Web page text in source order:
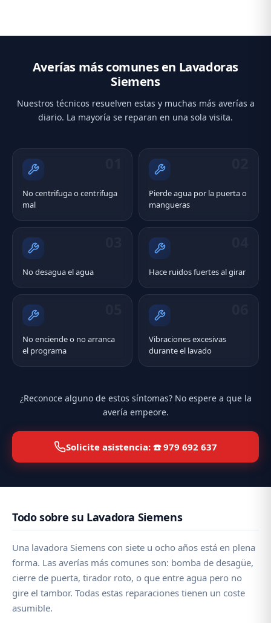
Averías más comunes en Lavadoras
Siemens
Nuestros técnicos resuelven estas y muchas más averías a
diario. La mayoría se reparan en una sola visita.
No centrifuga o centrifuga
mal
Pierde agua por la puerta o
mangueras
No desagua el agua Hace ruidos fuertes al girar
No enciende o no arranca
el programa
Vibraciones excesivas
durante el lavado
¿Reconoce alguno de estos síntomas? No espere a que la
avería empeore.
Solicite asistencia: ☎️ 979 692 637
Todo sobre su Lavadora Siemens
Una lavadora Siemens con siete u ocho años está en plena
forma. Las averías más comunes son: bomba de desagüe,
cierre de puerta, tirador roto, o que entre agua pero no
gire el tambor. Todas estas reparaciones tienen un coste
asumible.